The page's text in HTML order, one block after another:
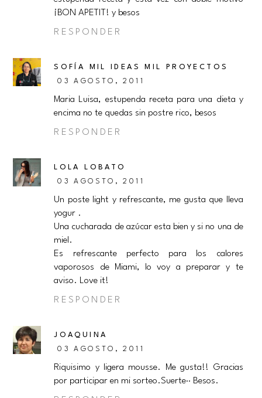
¡BON APETIT! y besos
RESPONDER
SOFÍA MIL IDEAS MIL PROYECTOS
03 AGOSTO, 2011
Maria Luisa, estupenda receta para una dieta y
encima no te quedas sin postre rico, besos
RESPONDER
LOLA LOBATO
03 AGOSTO, 2011
Un poste light y refrescante, me gusta que lleva
yogur .
Una cucharada de azúcar esta bien y si no una de
miel.
Es refrescante perfecto para los calores
vaporosos de Miami, lo voy a preparar y te
aviso. Love it!
RESPONDER
JOAQUINA
03 AGOSTO, 2011
Riquisimo y ligera mousse. Me gusta!! Gracias
por participar en mi sorteo.Suerte·· Besos.